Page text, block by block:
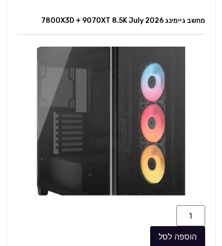
מחשב גיימינג 7800X3D + 9070XT 8.5K July 2026
הוספה לסל